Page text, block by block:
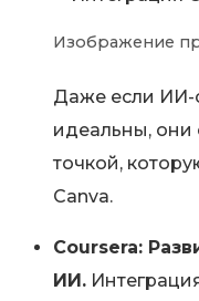
Изображение
Даже если ИИ-
идеальны, они
точкой,
Canva.
Coursera:
ИИ.